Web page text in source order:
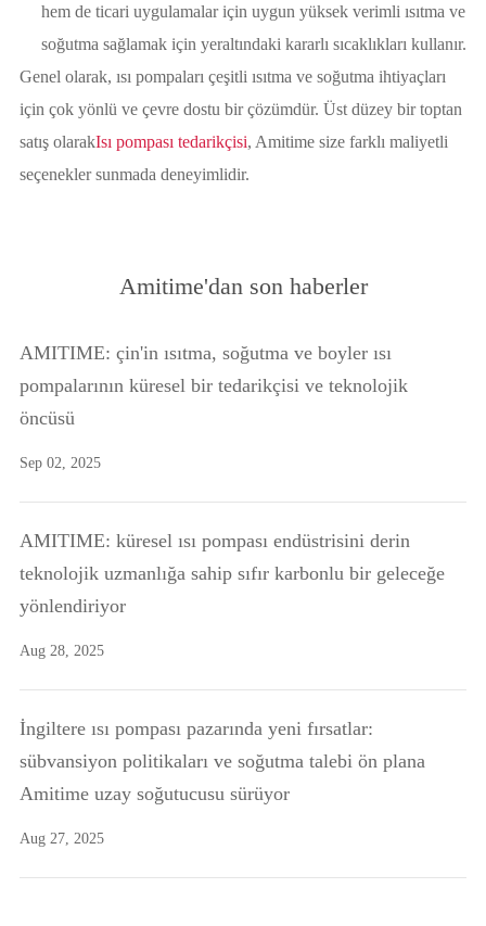
hem de ticari uygulamalar için uygun yüksek verimli ısıtma ve
soğutma sağlamak için yeraltındaki kararlı sıcaklıkları kullanır.
Genel olarak, ısı pompaları çeşitli ısıtma ve soğutma ihtiyaçları
için çok yönlü ve çevre dostu bir çözümdür. Üst düzey bir toptan
satış olarakIsı pompası tedarikçisi, Amitime size farklı maliyetli
seçenekler sunmada deneyimlidir.
Amitime'dan son haberler
AMITIME: çin'in ısıtma, soğutma ve boyler ısı
pompalarının küresel bir tedarikçisi ve teknolojik
öncüsü
Sep 02, 2025
AMITIME: küresel ısı pompası endüstrisini derin
teknolojik uzmanlığa sahip sıfır karbonlu bir geleceğe
yönlendiriyor
Aug 28, 2025
İngiltere ısı pompası pazarında yeni fırsatlar:
sübvansiyon politikaları ve soğutma talebi ön plana
Amitime uzay soğutucusu sürüyor
Aug 27, 2025